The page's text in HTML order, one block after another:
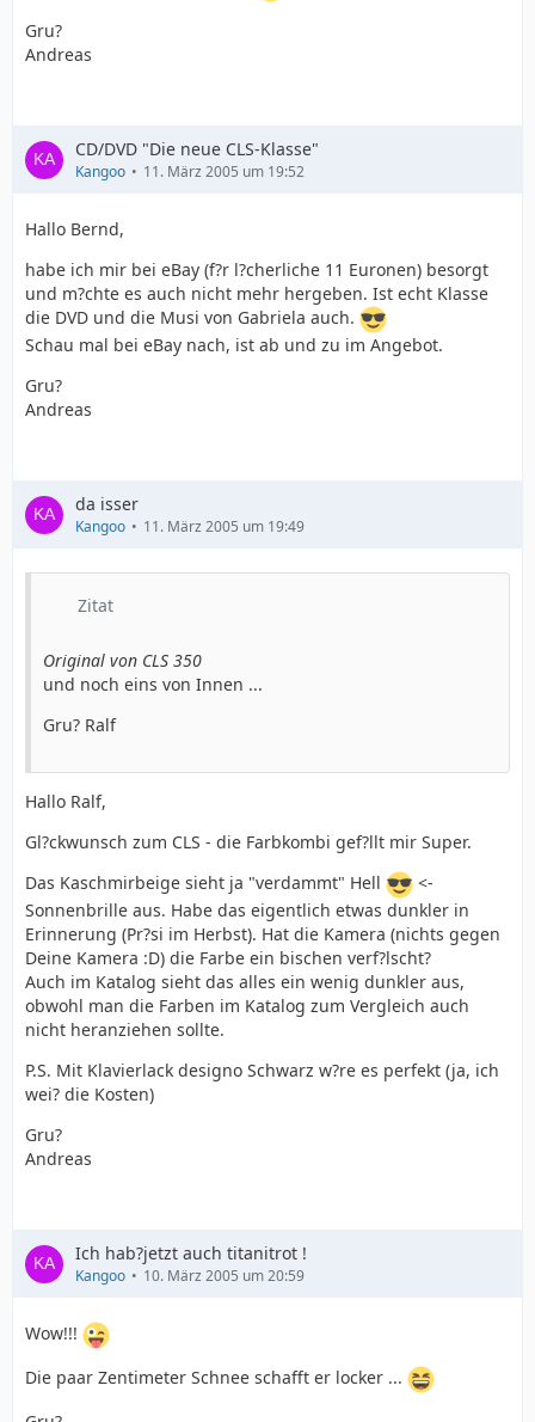
Gru?
Andreas
CD/DVD "Die neue CLS-Klasse"
Kangoo 11. März 2005 um 19:52
Hallo Bernd,
habe ich mir bei eBay (f?r l?cherliche 11 Euronen) besorgt
und m?chte es auch nicht mehr hergeben. Ist echt Klasse
die DVD und die Musi von Gabriela auch.
Schau mal bei eBay nach, ist ab und zu im Angebot.
Gru?
Andreas
da isser
Kangoo 11. März 2005 um 19:49
Zitat
Original von CLS 350
und noch eins von Innen ...
Gru? Ralf
Hallo Ralf,
Gl?ckwunsch zum CLS - die Farbkombi gef?llt mir Super.
Das Kaschmirbeige sieht ja "verdammt" Hell
<-
Sonnenbrille aus. Habe das eigentlich etwas dunkler in
Erinnerung (Pr?si im Herbst). Hat die Kamera (nichts gegen
Deine Kamera :D) die Farbe ein bischen verf?lscht?
Auch im Katalog sieht das alles ein wenig dunkler aus,
obwohl man die Farben im Katalog zum Vergleich auch
nicht heranziehen sollte.
P.S. Mit Klavierlack designo Schwarz w?re es perfekt (ja, ich
wei? die Kosten)
Gru?
Andreas
Ich hab?jetzt auch titanitrot !
Kangoo 10. März 2005 um 20:59
Wow!!!
Die paar Zentimeter Schnee schafft er locker ...